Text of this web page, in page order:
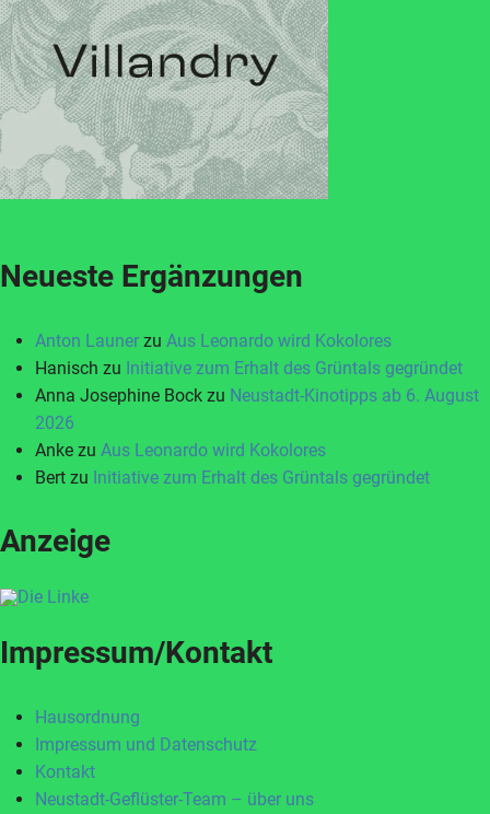
Neueste Ergänzungen
Anton Launer zu Aus Leonardo wird Kokolores
Hanisch zu Initiative zum Erhalt des Grüntals gegründet
Anna Josephine Bock zu Neustadt-Kinotipps ab 6. August
2026
Anke zu Aus Leonardo wird Kokolores
Bert zu Initiative zum Erhalt des Grüntals gegründet
Anzeige
Impressum/Kontakt
Hausordnung
Impressum und Datenschutz
Kontakt
Neustadt-Geflüster-Team – über uns